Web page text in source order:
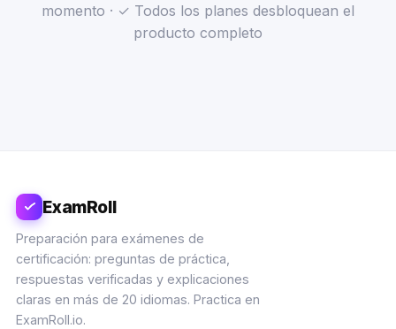
momento · ✓ Todos los planes desbloquean el
producto completo
ExamRoll
Preparación para exámenes de
certificación: preguntas de práctica,
respuestas verificadas y explicaciones
claras en más de 20 idiomas. Practica en
ExamRoll.io.